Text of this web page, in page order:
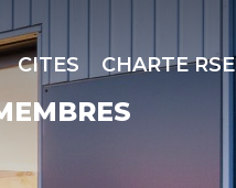
CITES CHARTE RSE